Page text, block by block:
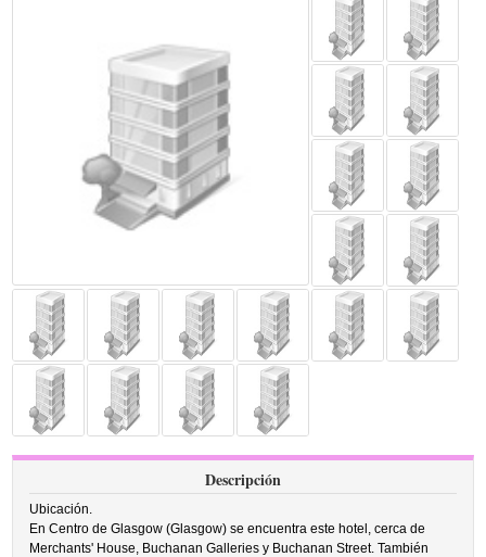
Descripción
Ubicación.
En Centro de Glasgow (Glasgow) se encuentra este hotel, cerca de
Merchants' House, Buchanan Galleries y Buchanan Street. También